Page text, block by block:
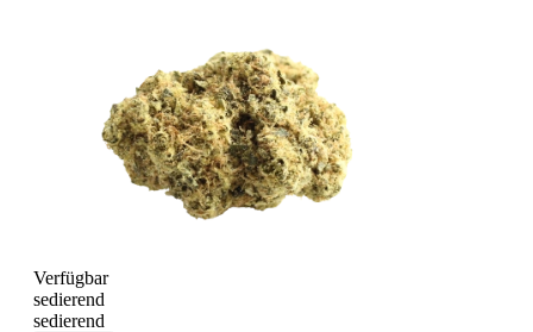
Verfügbar
sedierend
sedierend